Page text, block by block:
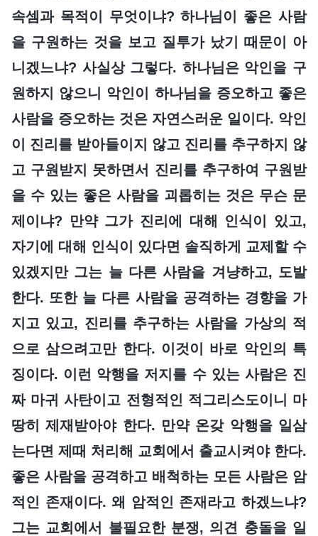
속셈과 목적이 무엇이냐? 하나님이 좋은 사람
을 구원하는 것을 보고 질투가 났기 때문이 아
니겠느냐? 사실상 그렇다. 하나님은 악인을 구
원하지 않으니 악인이 하나님을 증오하고 좋은
사람을 증오하는 것은 자연스러운 일이다. 악인
이 진리를 받아들이지 않고 진리를 추구하지 않
고 구원받지 못하면서 진리를 추구하여 구원받
을 수 있는 좋은 사람을 괴롭히는 것은 무슨 문
제이냐? 만약 그가 진리에 대해 인식이 있고,
자기에 대해 인식이 있다면 솔직하게 교제할 수
있겠지만 그는 늘 다른 사람을 겨냥하고, 도발
한다. 또한 늘 다른 사람을 공격하는 경향을 가
지고 있고, 진리를 추구하는 사람을 가상의 적
으로 삼으려고만 한다. 이것이 바로 악인의 특
징이다. 이런 악행을 저지를 수 있는 사람은 진
짜 마귀 사탄이고 전형적인 적그리스도이니 마
땅히 제재받아야 한다. 만약 온갖 악행을 일삼
는다면 제때 처리해 교회에서 출교시켜야 한다.
좋은 사람을 공격하고 배척하는 모든 사람은 암
적인 존재이다. 왜 암적인 존재라고 하겠느냐?
그는 교회에서 불필요한 분쟁, 의견 충돌을 일